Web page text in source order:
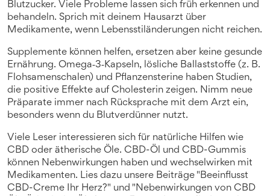
Blutzucker. Viele Probleme lassen sich früh erkennen und
behandeln. Sprich mit deinem Hausarzt über
Medikamente, wenn Lebensstiländerungen nicht reichen.
Supplemente können helfen, ersetzen aber keine gesunde
Ernährung. Omega‑3‑Kapseln, lösliche Ballaststoffe (z. B.
Flohsamenschalen) und Pflanzensterine haben Studien,
die positive Effekte auf Cholesterin zeigen. Nimm neue
Präparate immer nach Rücksprache mit dem Arzt ein,
besonders wenn du Blutverdünner nutzt.
Viele Leser interessieren sich für natürliche Hilfen wie
CBD oder ätherische Öle. CBD-Öl und CBD-Gummis
können Nebenwirkungen haben und wechselwirken mit
Medikamenten. Lies dazu unsere Beiträge "Beeinflusst
CBD-Creme Ihr Herz?" und "Nebenwirkungen von CBD